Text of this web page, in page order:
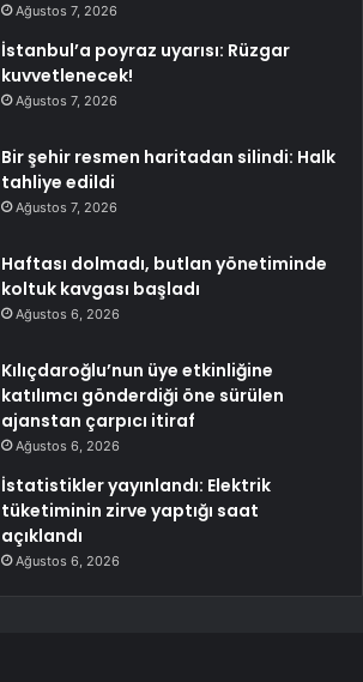
Ağustos 7, 2026
İstanbul’a poyraz uyarısı: Rüzgar
kuvvetlenecek!
Ağustos 7, 2026
Bir şehir resmen haritadan silindi: Halk
tahliye edildi
Ağustos 7, 2026
Haftası dolmadı, butlan yönetiminde
koltuk kavgası başladı
Ağustos 6, 2026
Kılıçdaroğlu’nun üye etkinliğine
katılımcı gönderdiği öne sürülen
ajanstan çarpıcı itiraf
Ağustos 6, 2026
İstatistikler yayınlandı: Elektrik
tüketiminin zirve yaptığı saat
açıklandı
Ağustos 6, 2026